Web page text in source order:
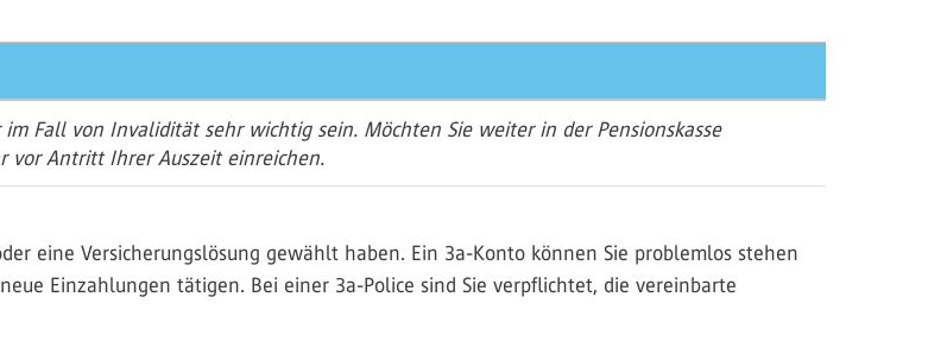
Fall von Invalidität sehr wichtig sein. Möchten Sie weiter in der Pensionskasse
vor Antritt Ihrer Auszeit einreichen.
eine Versicherungslösung gewählt haben. Ein 3a-Konto können Sie problemlos stehen
Einzahlungen tätigen. Bei einer 3a-Police sind Sie verpflichtet, die vereinbarte